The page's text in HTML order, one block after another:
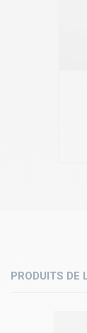
PRODUITS DE